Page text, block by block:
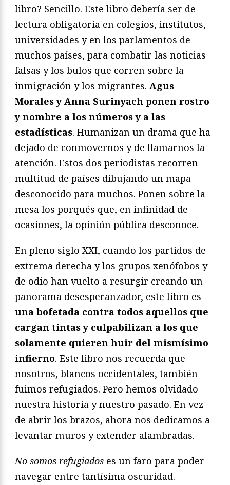
libro? Sencillo. Este libro debería ser de
lectura obligatoria en colegios, institutos,
universidades y en los parlamentos de
muchos países, para combatir las noticias
falsas y los bulos que corren sobre la
inmigración y los migrantes. Agus
Morales y Anna Surinyach ponen rostro
y nombre a los números y a las
estadísticas. Humanizan un drama que ha
dejado de conmovernos y de llamarnos la
atención. Estos dos periodistas recorren
multitud de países dibujando un mapa
desconocido para muchos. Ponen sobre la
mesa los porqués que, en infinidad de
ocasiones, la opinión pública desconoce.
En pleno siglo XXI, cuando los partidos de
extrema derecha y los grupos xenófobos y
de odio han vuelto a resurgir creando un
panorama desesperanzador, este libro es
una bofetada contra todos aquellos que
cargan tintas y culpabilizan a los que
solamente quieren huir del mismísimo
infierno. Este libro nos recuerda que
nosotros, blancos occidentales, también
fuimos refugiados. Pero hemos olvidado
nuestra historia y nuestro pasado. En vez
de abrir los brazos, ahora nos dedicamos a
levantar muros y extender alambradas.
No somos refugiados es un faro para poder
navegar entre tantísima oscuridad.